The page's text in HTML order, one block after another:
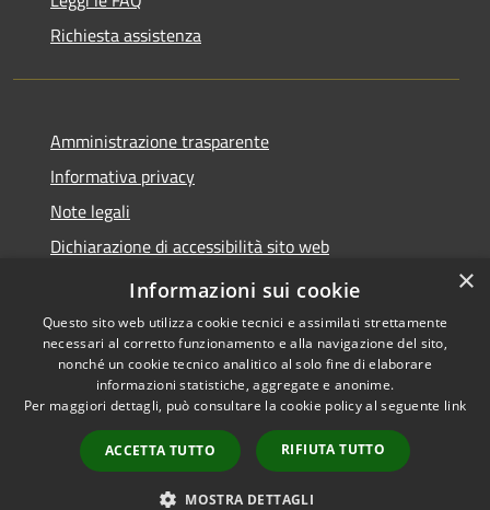
Richiesta assistenza
Amministrazione trasparente
Informativa privacy
Note legali
Dichiarazione di accessibilità sito web
WhistleblowingPA
Accessibilità
Copyright © 2026 • Comune di
Gaglianico • Powered by
Municipium•
Accesso
redazione
×
Informazioni sui cookie
Questo sito web utilizza cookie tecnici e assimilati strettamente
necessari al corretto funzionamento e alla navigazione del sito,
nonché un cookie tecnico analitico al solo fine di elaborare
informazioni statistiche, aggregate e anonime.
Per maggiori dettagli, può consultare la cookie policy al seguente link
ACCETTA TUTTO RIFIUTA TUTTO
MOSTRA DETTAGLI